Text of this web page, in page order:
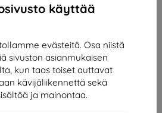
käyttää
evästeitä. Osa niistä
sivuston asianmukaisen
kun taas toiset auttavat
kävijäliikennettä sekä
ja mainontaa.
Fold 2
ja tekniset tiedot